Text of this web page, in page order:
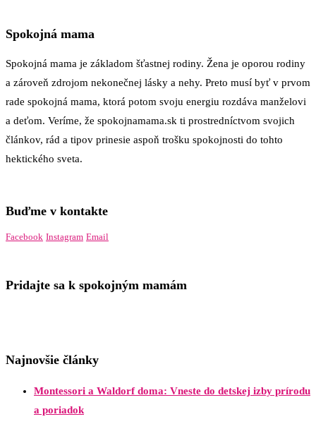
Spokojná mama
Spokojná mama je základom šťastnej rodiny. Žena je oporou rodiny
a zároveň zdrojom nekonečnej lásky a nehy. Preto musí byť v prvom
rade spokojná mama, ktorá potom svoju energiu rozdáva manželovi
a deťom. Veríme, že spokojnamama.sk ti prostredníctvom svojich
článkov, rád a tipov prinesie aspoň trošku spokojnosti do tohto
hektického sveta.
Buďme v kontakte
Facebook Instagram Email
Pridajte sa k spokojným mamám
Najnovšie články
Montessori a Waldorf doma: Vneste do detskej izby prírodu
a poriadok